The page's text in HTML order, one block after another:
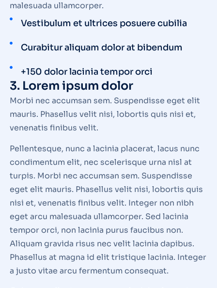
malesuada ullamcorper.
Vestibulum et ultrices posuere cubilia
Curabitur aliquam dolor at bibendum
+150 dolor lacinia tempor orci
3. Lorem ipsum dolor
Morbi nec accumsan sem. Suspendisse eget elit
mauris. Phasellus velit nisi, lobortis quis nisi et,
venenatis finibus velit.
Pellentesque, nunc a lacinia placerat, lacus nunc
condimentum elit, nec scelerisque urna nisl at
turpis. Morbi nec accumsan sem. Suspendisse
eget elit mauris. Phasellus velit nisi, lobortis quis
nisi et, venenatis finibus velit. Integer non nibh
eget arcu malesuada ullamcorper. Sed lacinia
tempor orci, non lacinia purus faucibus non.
Aliquam gravida risus nec velit lacinia dapibus.
Phasellus at magna id elit tristique lacinia. Integer
a justo vitae arcu fermentum consequat.